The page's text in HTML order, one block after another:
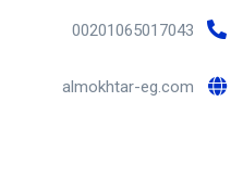
00201065017043
almokhtar-eg.com